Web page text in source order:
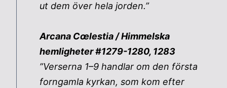
ut dem över hela jorden.”
Arcana Cœlestia / Himmelska
hemligheter #1279-1280, 1283
”Verserna 1–9 handlar om den första
forngamla kyrkan, som kom efter